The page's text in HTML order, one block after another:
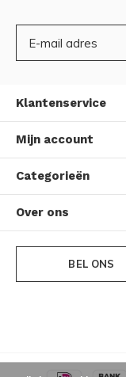
Klantenservice
Mijn account
Categorieën
Over ons
BEL ONS